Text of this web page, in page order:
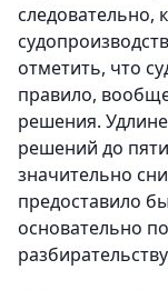
следовательно,
отметить, что
правило,
решения.
решений до
значительно
предоставило
основательно